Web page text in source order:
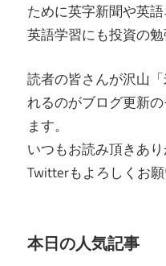
ために英字新聞や英
英語学習にも投資の
読者の皆さんが沢山
れるのがブログ更新
ます。
いつもお読み頂きあり
Twitterもよろしくお願
本日の人気記事